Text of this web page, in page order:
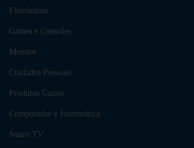
Eletrônicos
Games e Consoles
Monitor
Cuidados Pessoais
Produtos Gamer
Computador e Informática
Smart TV